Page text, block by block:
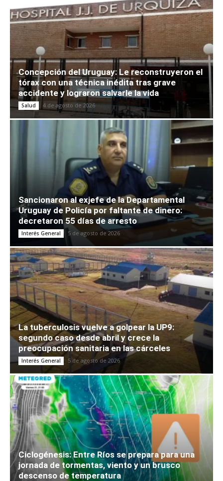
Concepción del Uruguay: Le reconstruyeron el
tórax con una técnica inédita tras grave
accidente y lograron salvarle la vida
Salud 4 de agosto de 2026
Sancionaron al exjefe de la Departamental
Uruguay de Policía por faltante de dinero:
decretaron 55 días de arresto
Interés General 5 de agosto de 2026
La tuberculosis vuelve a golpear la UP9:
segundo caso desde abril y crece la
preocupación sanitaria en las cárceles
Interés General 5 de agosto de 2026
Ciclogénesis: Entre Ríos se prepara para una
jornada de tormentas, viento y un brusco
descenso de temperatura